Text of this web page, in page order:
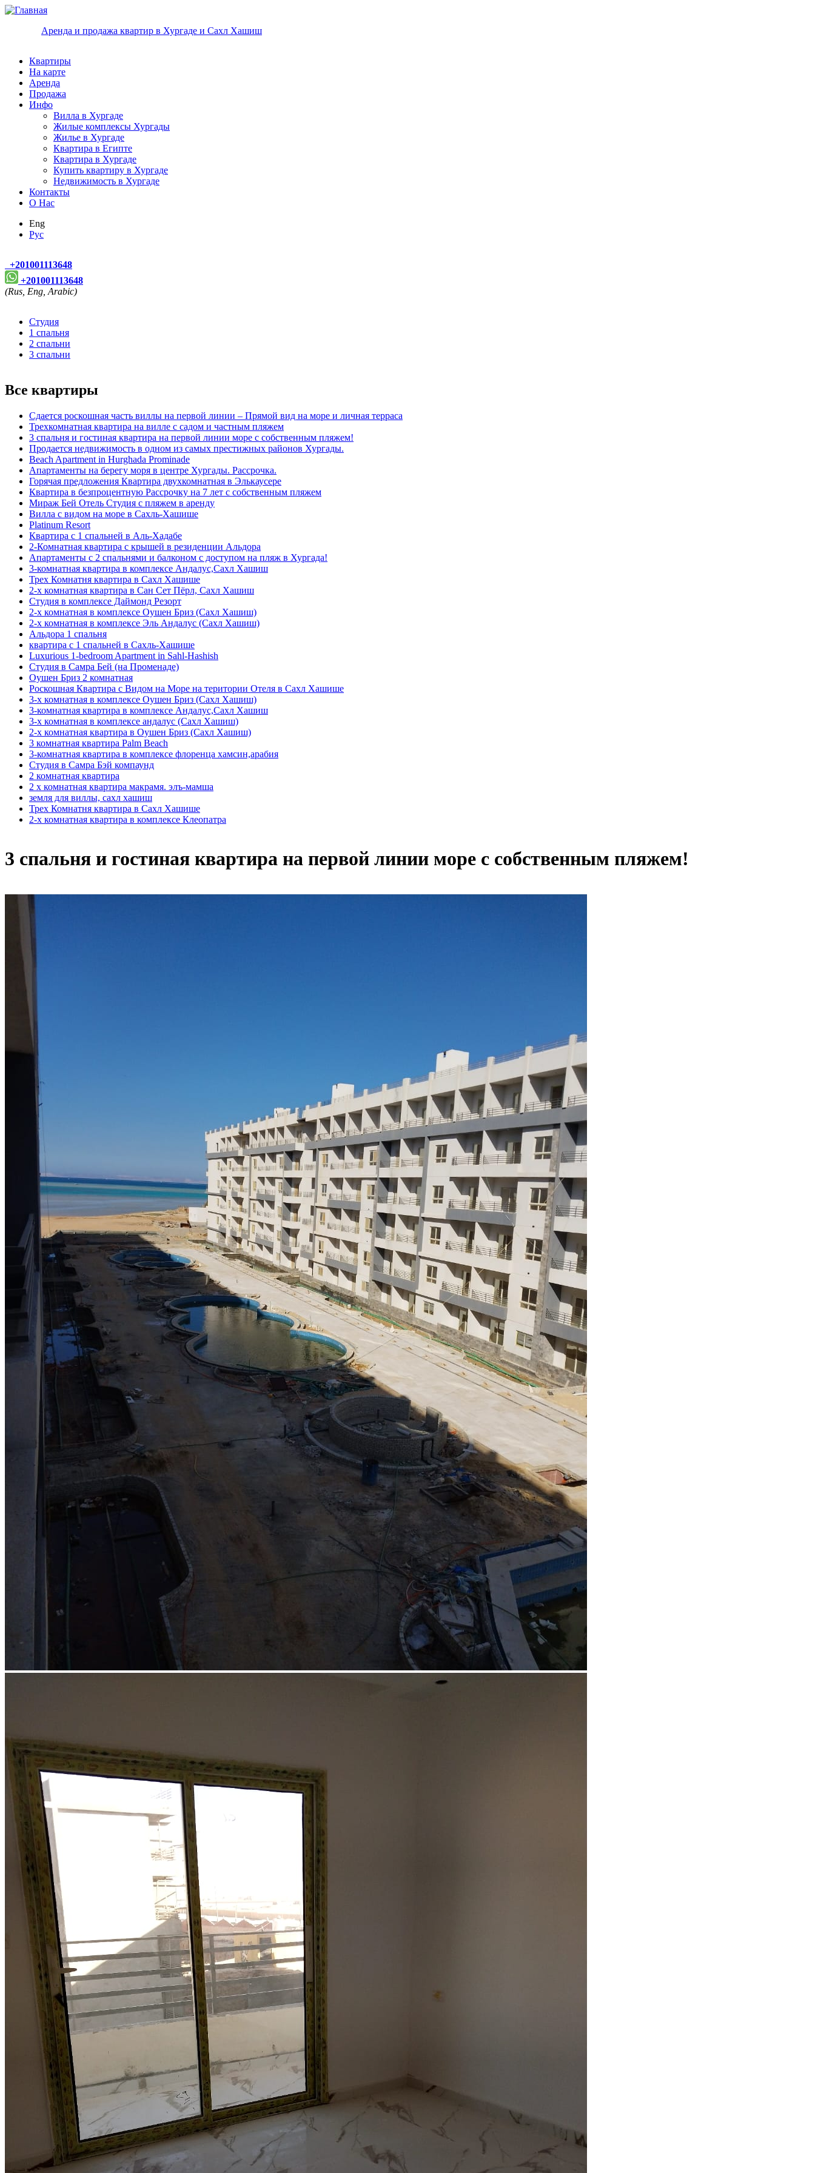
Перейти к основному содержанию
Аренда и продажа квартир в Хургаде и Сахл Хашиш
Квартиры
На карте
Аренда
Продажа
Инфо
Вилла в Хургаде
Жилые комплексы Хургады
Жилье в Хургаде
Квартира в Египте
Квартира в Хургаде
Купить квартиру в Хургаде
Недвижимость в Хургаде
Контакты
О Нас
Eng
Руc
+201001113648
+201001113648
(Rus, Eng, Arabic)
Студия
1 спальня
2 спальни
3 спальни
Все квартиры
Сдается роскошная часть виллы на первой линии – Прямой вид на море и личная терраса
Трехкомнатная квартира на вилле с садом и частным пляжем
3 спальня и гостиная квартира на первой линии море с собственным пляжем!
Продается недвижимость в одном из самых престижных районов Хургады.
Beach Apartment in Hurghada Prominade
Апартаменты на берегу моря в центре Хургады. Рассрочка.
Горячая предложения Квартира двухкомнатная в Элькаусере
Квартира в безпроцентную Рассрочку на 7 лет с собственным пляжем
Мираж Бей Отель Студия с пляжем в аренду
Вилла с видом на море в Сахль-Хашише
Platinum Resort
Квартира с 1 спальней в Аль-Хадабе
2-Комнатная квартира с крышей в резиденции Альдора
Апартаменты с 2 спальнями и балконом с доступом на пляж в Хургада!
3-комнатная квартира в комплексе Андалус,Сахл Хашиш
Трех Комнатня квартира в Сахл Хашише
2-х комнатная квартира в Сан Сет Пёрл, Сахл Хашиш
Студия в комплексе Даймонд Резорт
2-х комнатная в комплексе Оушен Бриз (Сахл Хашиш)
2-х комнатная в комплексе Эль Андалус (Сахл Хашиш)
Альдора 1 спальня
квартира с 1 спальней в Сахль-Хашише
Luxurious 1-bedroom Apartment in Sahl-Hashish
Студия в Самра Бей (на Променаде)
Оушен Бриз 2 комнатная
Роскошная Квартира с Видом на Море на територии Отеля в Сахл Хашише
3-х комнатная в комплексе Оушен Бриз (Сахл Хашиш)
3-комнатная квартира в комплексе Андалус,Сахл Хашиш
3-х комнатная в комплексе андалус (Сахл Хашиш)
2-х комнатная квартира в Оушен Бриз (Сахл Хашиш)
3 комнатная квартира Palm Beach
3-комнатная квартира в комплексе флоренца хамсин,арабия
Студия в Самра Бэй компаунд
2 комнатная квартира
2 х комнатная квартира макрамя. элъ-мамша
земля для виллы, сахл хашиш
Трех Комнатня квартира в Сахл Хашише
2-х комнатная квартира в комплексе Клеопатра
3 спальня и гостиная квартира на первой линии море с собственным пляжем!